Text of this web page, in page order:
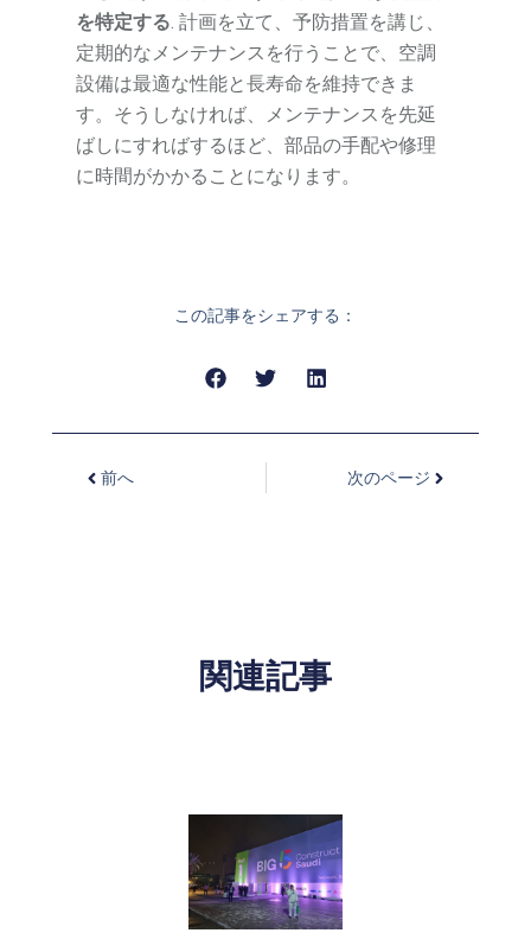
を特定する. 計画を立て、予防措置を講じ、
定期的なメンテナンスを行うことで、空調
設備は最適な性能と長寿命を維持できま
す。そうしなければ、メンテナンスを先延
ばしにすればするほど、部品の手配や修理
に時間がかかることになります。
この記事をシェアする：
前へ 次のページ
関連記事